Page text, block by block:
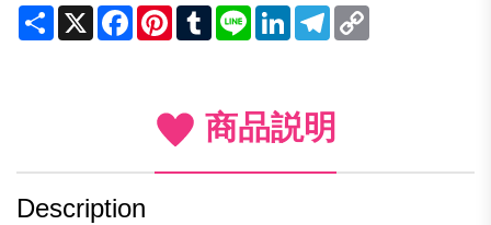
Share X FacebookPinterestTumblrLine LinkedInTelegram
商品説明
Description